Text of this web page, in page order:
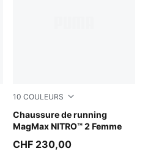
10 COULEURS
Chaussure de running
MagMax NITRO™ 2 Femme
PUMA White-PUMA Silver
CHF 230,00